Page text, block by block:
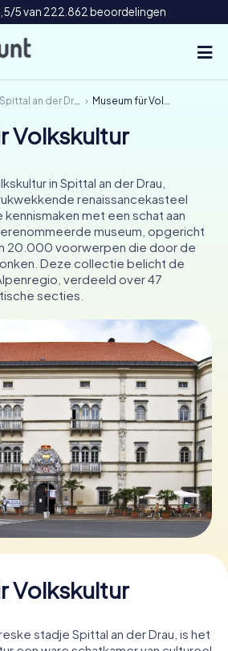
5 van 222.862 beoordelingen
CH
IE
Boek tickets
cadeaubonnen
Spittal an der Drau Museum für Volkskultur
Volkskultur
in Spittal an der Drau,
renaissancekasteel
kennismaken met een schat aan
museum, opgericht
20.000 voorwerpen die door de
Deze collectie belicht de
verdeeld over 47
secties.
Volkskultur
stadje Spittal an der Drau, is het